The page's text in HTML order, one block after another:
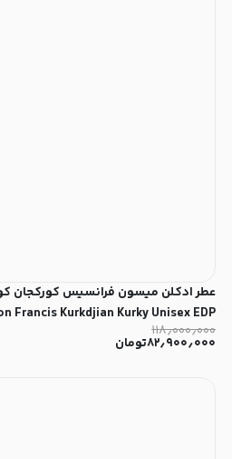
عطر ادکلن میسون فرانسیس کورکجان
Francis Kurkdjian Kurky Unisex EDP
۱۱۸٫۰۰۰٫۰۰۰
۸۲٫۹۰۰٫۰۰۰تومان